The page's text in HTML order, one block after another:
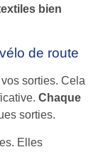
bien
de route
sorties. Cela
Chaque
sorties.
Elles